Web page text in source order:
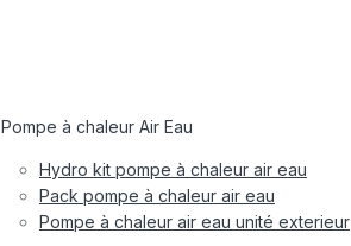
Pompe à chaleur Air Eau
Hydro kit pompe à chaleur air eau
Pack pompe à chaleur air eau
Pompe à chaleur air eau unité exterieur